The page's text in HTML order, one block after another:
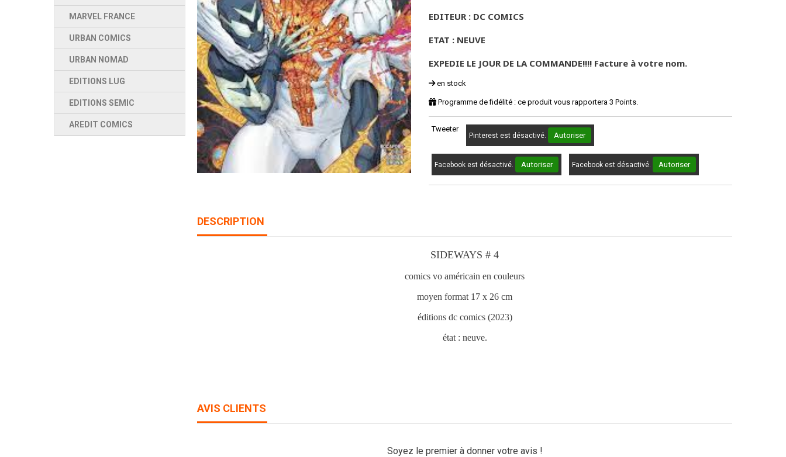
MARVEL FRANCE
URBAN COMICS
URBAN NOMAD
EDITIONS LUG
EDITIONS SEMIC
AREDIT COMICS
EDITEUR : DC COMICS
ETAT : NEUVE
EXPEDIE LE JOUR DE LA COMMANDE!!!! Facture à votre nom.
en stock
Programme de fidélité : ce produit vous rapportera 3 Points.
Tweeter
Pinterest est désactivé. Autoriser
Facebook est désactivé. Autoriser Facebook est désactivé. Autoriser
DESCRIPTION
SIDEWAYS # 4
comics vo américain en couleurs
moyen format 17 x 26 cm
éditions dc comics (2023)
état : neuve.
AVIS CLIENTS
Soyez le premier à donner votre avis !